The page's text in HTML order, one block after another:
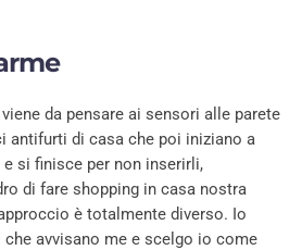
da pensare ai sensori alle parete
antifurti di casa che poi iniziano a
e si finisce per non inserirli,
di fare shopping in casa nostra
è totalmente diverso. Io
avvisano me e scelgo io come